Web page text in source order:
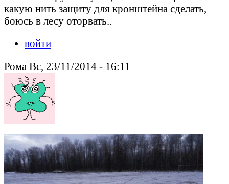
какую нить защиту для кронштейна сделать,
боюсь в лесу оторвать..
войти
Рома Вс, 23/11/2014 - 16:11